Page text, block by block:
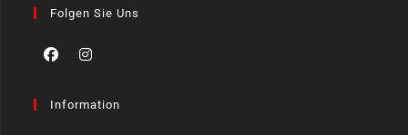
Folgen Sie Uns
Information